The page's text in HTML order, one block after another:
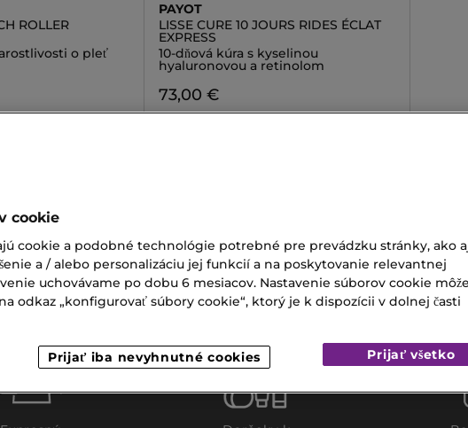
ROLLER
o pleť
PAYOT
LISSE CURE 10 JOURS RIDES ÉCLAT
EXPRESS
10-dňová kúra s kyselinou
hyaluronovou a retinolom
73,00 €
Textilná Maska Na Tvár
cookie
cookie a podobné technológie potrebné pre prevádzku stránky, ako
a / alebo personalizáciu jej funkcií a na poskytovanie relevantnej
uchovávame po dobu 6 mesiacov. Nastavenie súborov cookie
odkaz „konfigurovať súbory cookie“, ktorý je k dispozícii v dolnej časti
Prijať iba nevyhnutné cookies Prijať všetko